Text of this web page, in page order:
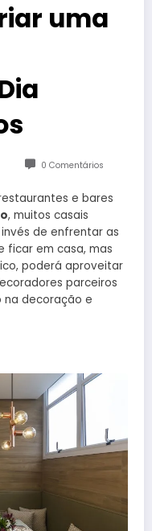
uma
0 Comentários
e bares
, muitos casais
de enfrentar as
ficar em casa, mas
poderá aproveitar
parceiros
na decoração e